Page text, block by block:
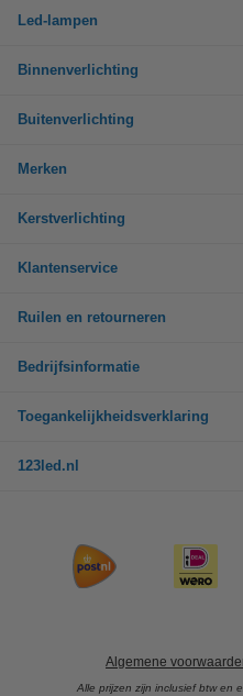
Led-lampen
Binnenverlichting
Buitenverlichting
Merken
Kerstverlichting
Klantenservice
Ruilen en retourneren
Bedrijfsinformatie
Toegankelijkheidsverklaring
123led.nl
Algemene
Alle prijzen zijn inclusief btw en